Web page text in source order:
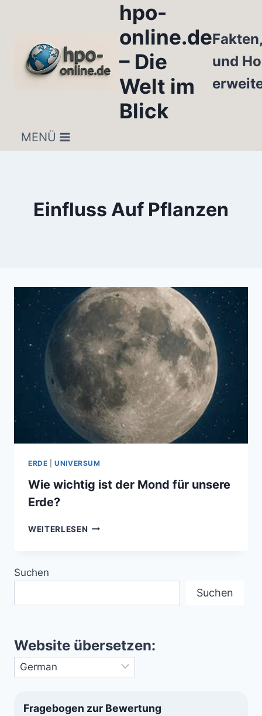
hpo-
online.de
– Die
Welt im
Blick
und
MENÜ
Einfluss Auf Pflanzen
ERDE |UNIVERSUM
Wie wichtig ist der Mond für unsere
Erde?
WEITERLESEN WIE
Suchen
Suchen
Website übersetzen:
Fragebogen zur Bewertung